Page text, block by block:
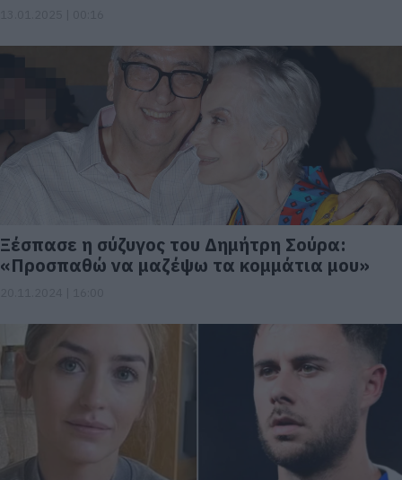
Ξέσπασε η σύζυγος του Δημήτρη Σούρα:
«Προσπαθώ να μαζέψω τα κομμάτια μου»